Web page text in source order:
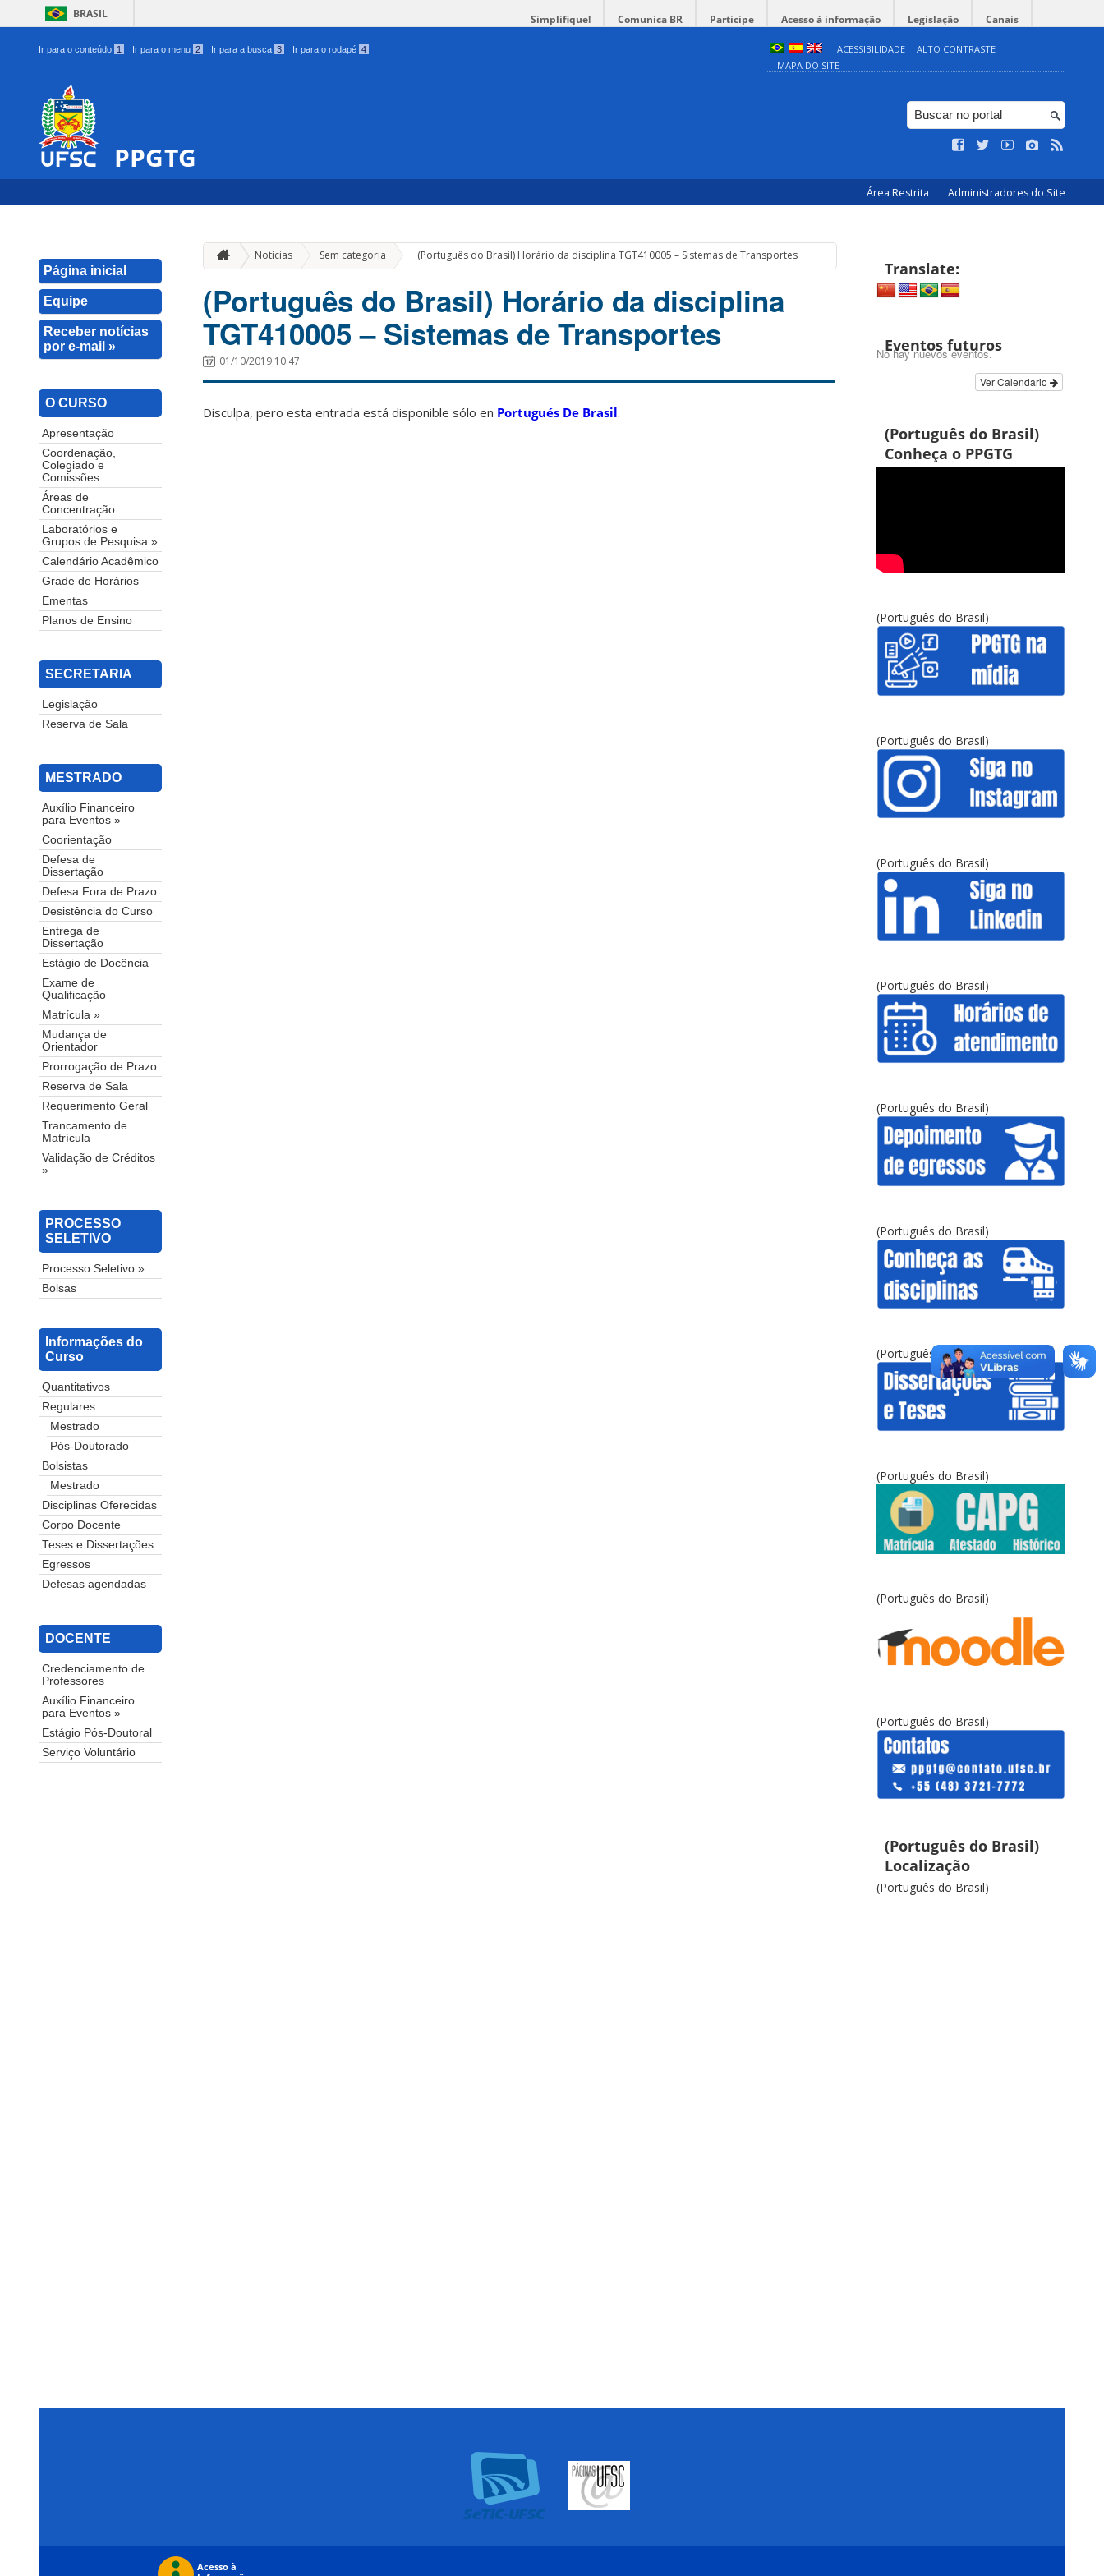
BRASIL Simplifique! Comunica BR Participe Acesso à informação Legislação Canais
Ir para o conteúdo 1 Ir para o menu 2 Ir para a busca 3 Ir para o rodapé 4 ACESSIBILIDADE
ALTO CONTRASTE
MAPA DO SITE
PPGTG
Área Restrita Administradores do Site
Página inicial
Equipe
Receber notícias
por e-mail »
O CURSO
Apresentação
Coordenação,
Colegiado e
Comissões
Áreas de
Concentração
Laboratórios e
Grupos de Pesquisa »
Calendário Acadêmico
Grade de Horários
Ementas
Planos de Ensino
SECRETARIA
Legislação
Reserva de Sala
MESTRADO
Auxílio Financeiro
para Eventos »
Coorientação
Defesa de
Dissertação
Defesa Fora de Prazo
Desistência do Curso
Entrega de
Dissertação
Estágio de Docência
Exame de
Qualificação
Matrícula »
Mudança de
Orientador
Prorrogação de Prazo
Reserva de Sala
Requerimento Geral
Trancamento de
Matrícula
Validação de Créditos
»
PROCESSO
SELETIVO
Processo Seletivo »
Bolsas
Informações do
Curso
Quantitativos
Regulares
Mestrado
Pós-Doutorado
Bolsistas
Mestrado
Disciplinas Oferecidas
Corpo Docente
Teses e Dissertações
Egressos
Defesas agendadas
DOCENTE
Credenciamento de
Professores
Auxílio Financeiro
para Eventos »
Estágio Pós-Doutoral
Serviço Voluntário
Notícias Sem categoria » (Português do Brasil) Horário da disciplina TGT410005 – Sistemas de Transportes
(Português do Brasil) Horário da disciplina
TGT410005 – Sistemas de Transportes
01/10/2019 10:47
Disculpa, pero esta entrada está disponible sólo en Portugués De Brasil.
Translate:
Eventos futuros
No hay nuevos eventos.
Ver Calendario
(Português do Brasil)
Conheça o PPGTG
(Português do Brasil)
(Português do Brasil)
(Português do Brasil)
(Português do Brasil)
(Português do Brasil)
(Português do Brasil)
(Português do Brasil)
(Português do Brasil)
(Português do Brasil)
(Português do Brasil)
(Português do Brasil)
Localização
(Português do Brasil)